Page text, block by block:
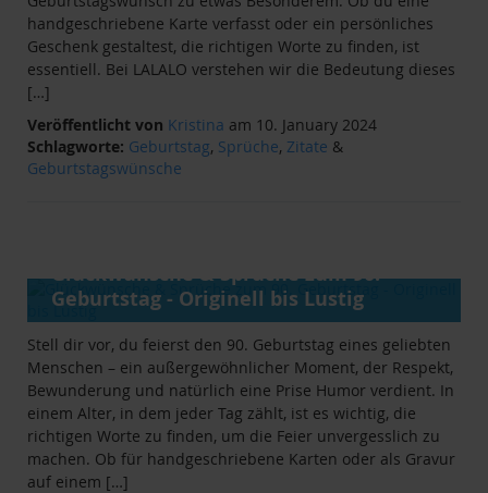
handgeschriebene Karte verfasst oder ein persönliches
Geschenk gestaltest, die richtigen Worte zu finden, ist
essentiell. Bei LALALO verstehen wir die Bedeutung dieses
[…]
Veröffentlicht von Kristina am 10. January 2024
Schlagworte: Geburtstag, Sprüche, Zitate &
Geburtstagswünsche
Glückwünsche & Sprüche zum 90.
Geburtstag - Originell bis Lustig
Stell dir vor, du feierst den 90. Geburtstag eines geliebten
Menschen – ein außergewöhnlicher Moment, der Respekt,
Bewunderung und natürlich eine Prise Humor verdient. In
einem Alter, in dem jeder Tag zählt, ist es wichtig, die
richtigen Worte zu finden, um die Feier unvergesslich zu
machen. Ob für handgeschriebene Karten oder als Gravur
auf einem […]